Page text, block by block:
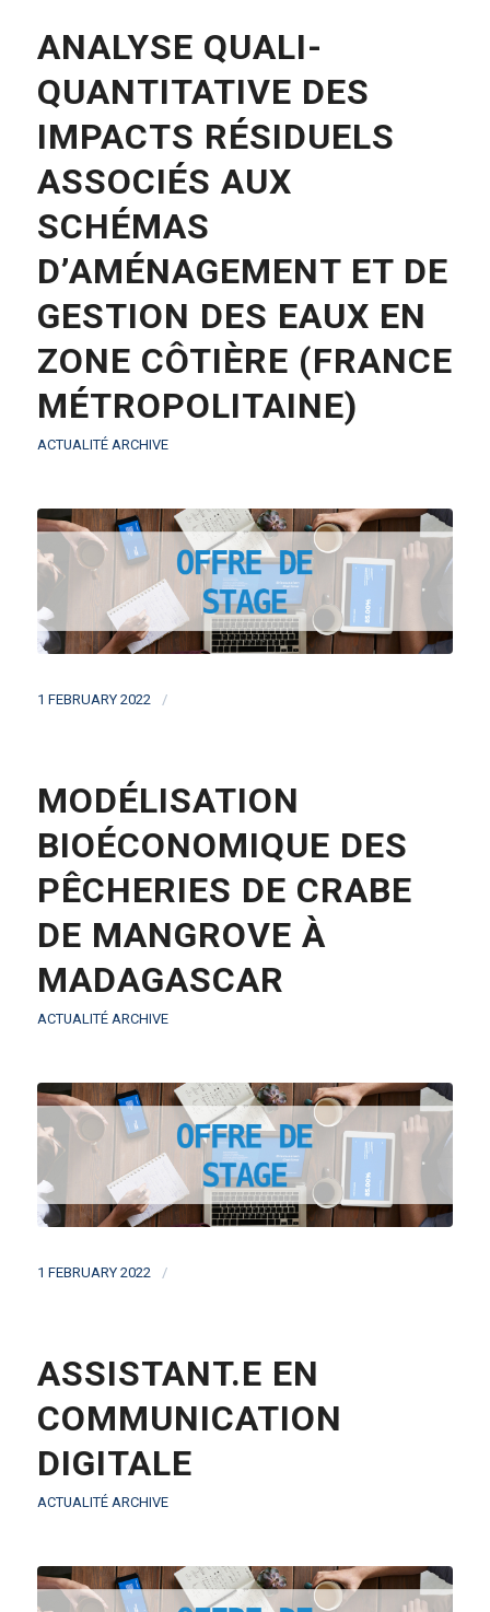
ANALYSE QUALI-
QUANTITATIVE DES
IMPACTS RÉSIDUELS
ASSOCIÉS AUX
SCHÉMAS
D’AMÉNAGEMENT ET DE
GESTION DES EAUX EN
ZONE CÔTIÈRE (FRANCE
MÉTROPOLITAINE)
ACTUALITÉ ARCHIVE
1 FEBRUARY 2022 /
MODÉLISATION
BIOÉCONOMIQUE DES
PÊCHERIES DE CRABE
DE MANGROVE À
MADAGASCAR
ACTUALITÉ ARCHIVE
1 FEBRUARY 2022 /
ASSISTANT.E EN
COMMUNICATION
DIGITALE
ACTUALITÉ ARCHIVE